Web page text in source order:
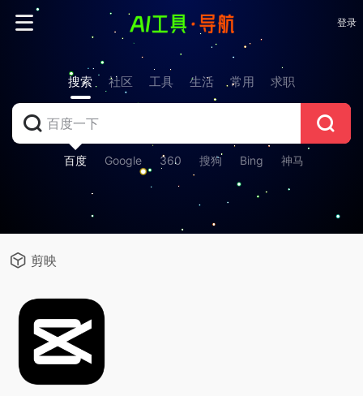
登录
搜索 社区 工具 生活 常用 求职
百度 Google 360 搜狗 Bing 神马
剪映